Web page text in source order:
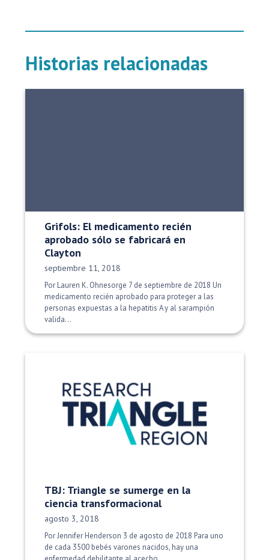
Historias relacionadas
Grifols: El medicamento recién
aprobado sólo se fabricará en
Clayton
Fecha de publicación:
septiembre 11, 2018
Por Lauren K. Ohnesorge 7 de septiembre de 2018 Un
medicamento recién aprobado para proteger a las
personas expuestas a la hepatitis A y al sarampión
valida...
TBJ: Triangle se sumerge en la
ciencia transformacional
Fecha de publicación:
agosto 3, 2018
Por Jennifer Henderson 3 de agosto de 2018 Para uno
de cada 3500 bebés varones nacidos, hay una